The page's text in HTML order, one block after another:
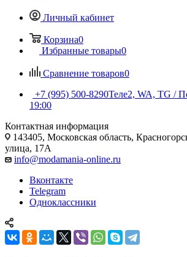
Личный кабинет
Корзина0
Избранные товары0
Сравнение товаров0
+7 (995) 500-8290Теле2, WA, TG /
19:00
Контактная информация
143405, Московская область,
улица, 17А
info@modamania-online.ru
Вконтакте
Telegram
Одноклассники